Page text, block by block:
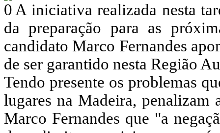
A iniciativa realizada nesta
da preparação para as
candidato Marco Fernandes
de ser garantido nesta Região
Tendo presente os problemas
lugares na Madeira, penalizam
Marco Fernandes que "a